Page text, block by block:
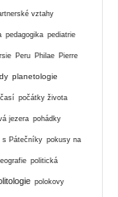
vztahy
pedagogika pediatrie
Peru Philae Pierre
planetologie
počátky života
jezera pohádky
s Pátečníky pokusy na
politická
polokovy